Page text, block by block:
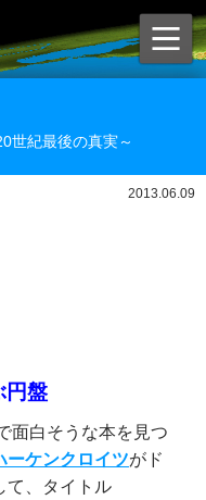
世紀最後の真実～
2013.06.09
円盤
面白そうな本を見つ
ーケンクロイツがド
て、タイトル